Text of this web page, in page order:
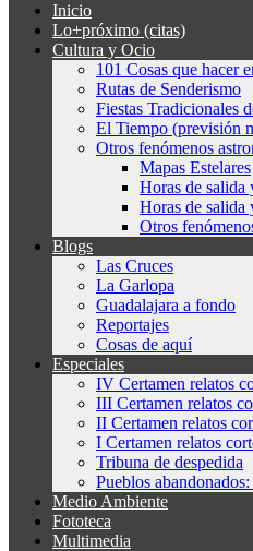
Inicio
Lo+próximo (citas)
Cultura y Ocio
101 Cosas que hacer
Rutas de Senderismo
Fiestas Tradicionales
El Tiempo (previsión
Otros fenómenos
Mapas Estelares
Horas de salida
Horas de salida
Otros
Blogs
Las Cruces
La Garlopa
Guadalajara a fondo
Reportajes
Cosas de aquí
Especiales
IV Certamen relatos
III Certamen relatos
II Certamen relatos
I Certamen relatos
Tribuna de despedida
Pueblos
Medio Ambiente
Fototeca
Multimedia